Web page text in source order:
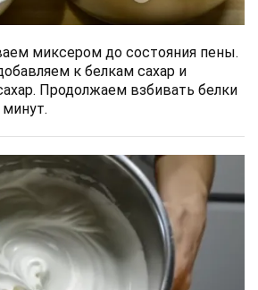
миксером до состояния пены.
к белкам сахар и
Продолжаем взбивать белки